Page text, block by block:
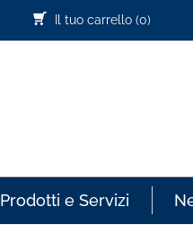
Il tuo carrello (0)
Prodotti e Servizi